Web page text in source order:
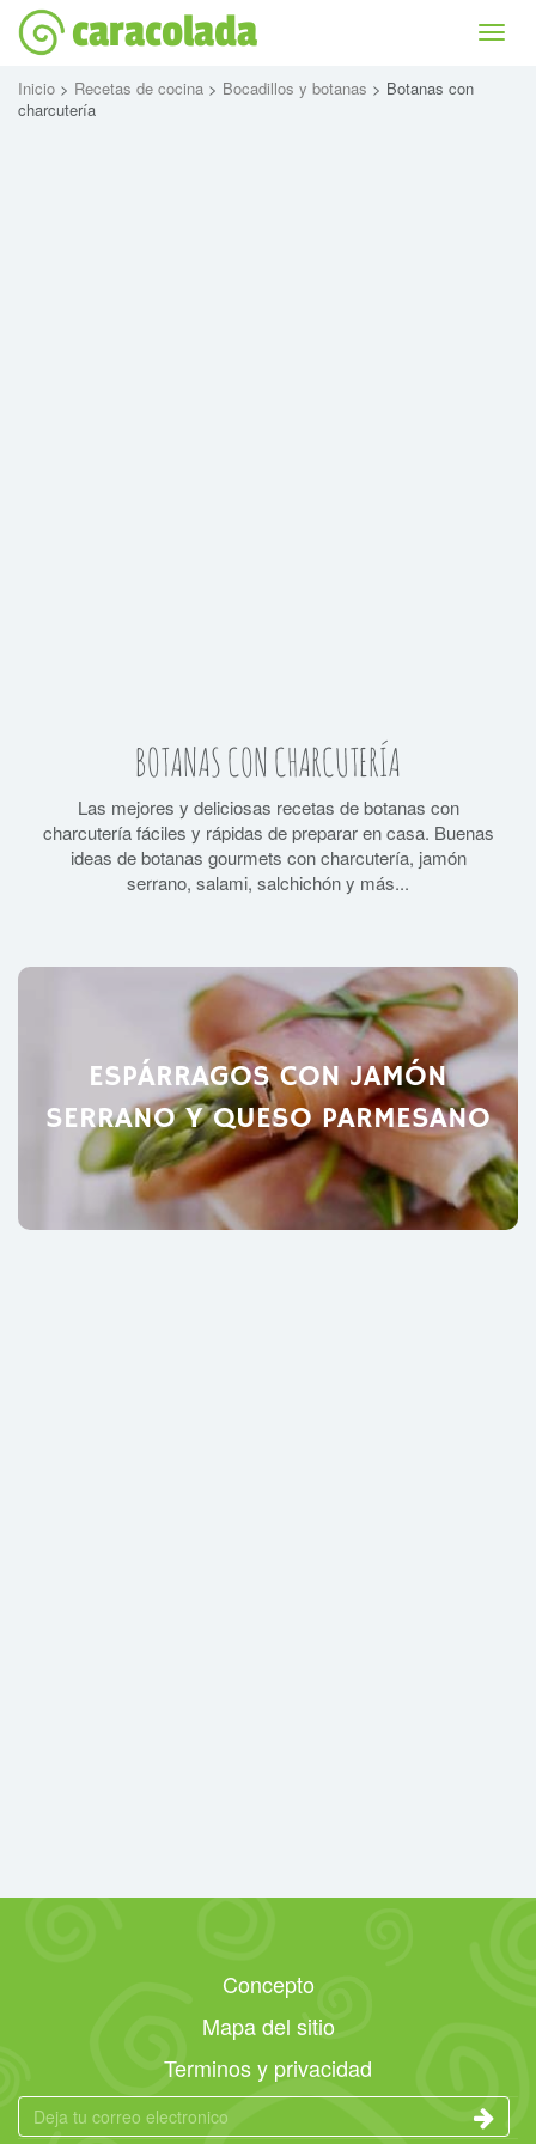
caracolada
Inicio > Recetas de cocina > Bocadillos y botanas > Botanas con
charcutería
BOTANAS CON CHARCUTERÍA
Las mejores y deliciosas recetas de botanas con
charcutería fáciles y rápidas de preparar en casa. Buenas
ideas de botanas gourmets con charcutería, jamón
serrano, salami, salchichón y más...
ESPÁRRAGOS CON JAMÓN
SERRANO Y QUESO PARMESANO
Concepto
Mapa del sitio
Terminos y privacidad